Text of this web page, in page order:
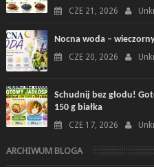
CZE 21, 2026
Nocna woda –
CZE 20, 2026
Schudnij bez głodu!
150 g białka
CZE 17, 2026
ARCHIWUM BLOGA